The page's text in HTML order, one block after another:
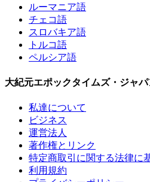
ルーマニア語
チェコ語
スロバキア語
トルコ語
ペルシア語
大紀元エポックタイムズ・ジャパ
私達について
ビジネス
運営法人
著作権とリンク
特定商取引に関する法律に
利用規約